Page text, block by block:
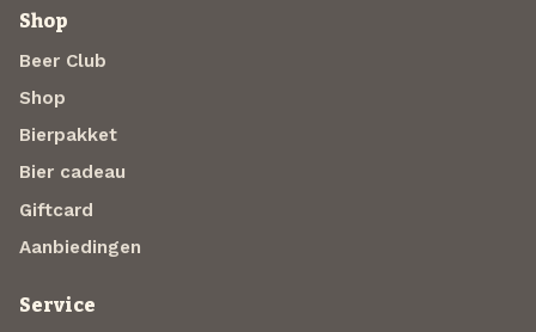
Shop
Beer Club
Shop
Bierpakket
Bier cadeau
Giftcard
Aanbiedingen
Service